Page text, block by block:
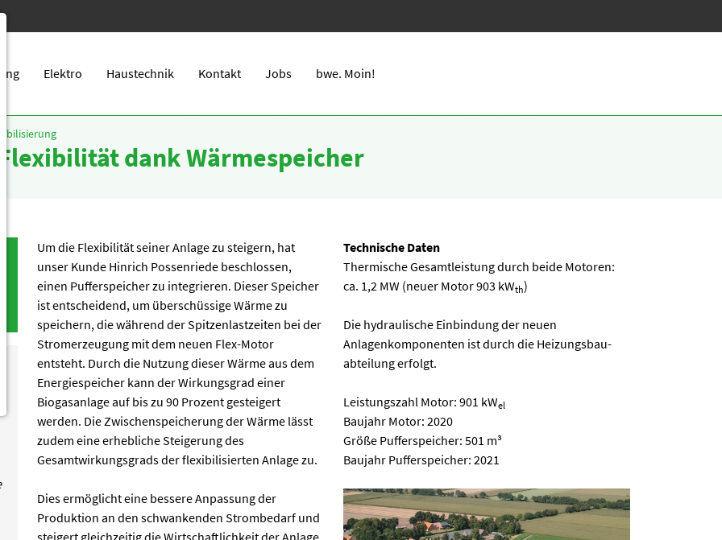
Elektro Haustechnik Kontakt Jobs bwe. Moin!
Flexibilität dank Wärmespeicher
Um die Flexibilität seiner Anlage zu steigern, hat
unser Kunde Hinrich Possenriede beschlossen,
einen Pufferspeicher zu integrieren. Dieser Speicher
ist entscheidend, um überschüssige Wärme zu
speichern, die während der Spitzenlastzeiten bei der
Stromerzeugung mit dem neuen Flex-Motor
entsteht. Durch die Nutzung dieser Wärme aus dem
Energiespeicher kann der Wirkungsgrad einer
Biogasanlage auf bis zu 90 Prozent gesteigert
werden. Die Zwischenspeicherung der Wärme lässt
zudem eine erhebliche Steigerung des
Gesamtwirkungsgrads der flexibilisierten Anlage zu.
Dies ermöglicht eine bessere Anpassung der
Produktion an den schwankenden Strombedarf und
steigert gleichzeitig die Wirtschaftlichkeit der Anlage.
Technische Daten
Thermische Gesamtleistung durch beide Motoren:
ca. 1,2 MW (neuer Motor 903 kWth)
Die hydraulische Einbindung der neuen
Anlagenkomponenten ist durch die Heizungsbau-
abteilung erfolgt.
Leistungszahl Motor: 901 kWel
Baujahr Motor: 2020
Größe Pufferspeicher: 501 m³
Baujahr Pufferspeicher: 2021